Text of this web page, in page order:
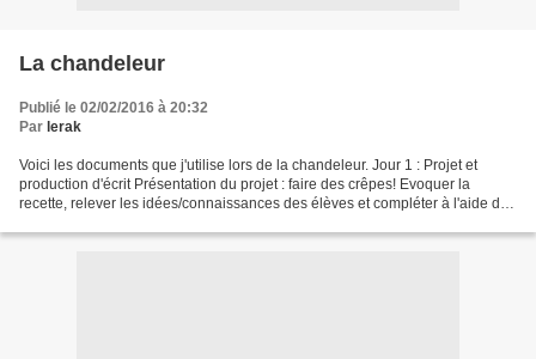
La chandeleur
Publié le 02/02/2016 à 20:32
Par lerak
Voici les documents que j'utilise lors de la chandeleur. Jour 1 : Projet et
production d'écrit Présentation du projet : faire des crêpes! Evoquer la
recette, relever les idées/connaissances des élèves et compléter à l'aide de